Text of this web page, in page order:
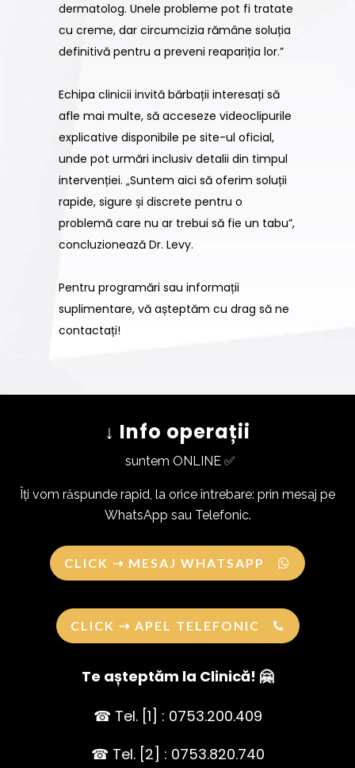
dermatolog. Unele probleme pot fi tratate
cu creme, dar circumcizia rămâne soluția
definitivă pentru a preveni reapariția lor.”
Echipa clinicii invită bărbații interesați să
afle mai multe, să acceseze videoclipurile
explicative disponibile pe site-ul oficial,
unde pot urmări inclusiv detalii din timpul
intervenției. „Suntem aici să oferim soluții
rapide, sigure și discrete pentru o
problemă care nu ar trebui să fie un tabu”,
concluzionează Dr. Levy.
Pentru programări sau informații
suplimentare, vă așteptăm cu drag să ne
contactați!
↓ Info operații
suntem ONLINE ✅
Îți vom răspunde rapid, la orice întrebare: prin mesaj pe
WhatsApp sau Telefonic.
CLICK ⇢ MESAJ WHATSAPP
CLICK ⇢ APEL TELEFONIC
Te așteptăm la Clinică! 🤗
☎ Tel. [1] : 0753.200.409
☎ Tel. [2] : 0753.820.740